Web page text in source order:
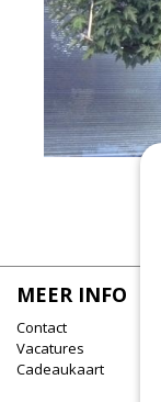
MEER INFO
Contact
Vacatures
Cadeaukaart